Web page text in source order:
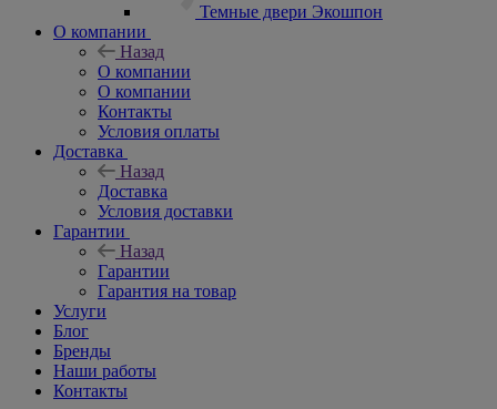
Темные двери Экошпон
О компании
Назад
О компании
О компании
Контакты
Условия оплаты
Доставка
Назад
Доставка
Условия доставки
Гарантии
Назад
Гарантии
Гарантия на товар
Услуги
Блог
Бренды
Наши работы
Контакты